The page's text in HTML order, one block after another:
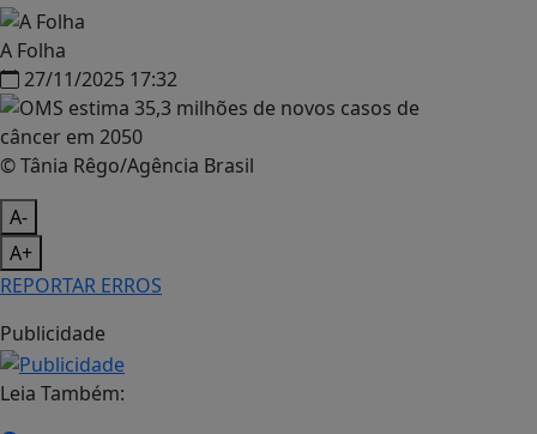
A Folha
27/11/2025 17:32
© Tânia Rêgo/Agência Brasil
A-
A+
REPORTAR ERROS
Publicidade
Leia Também: